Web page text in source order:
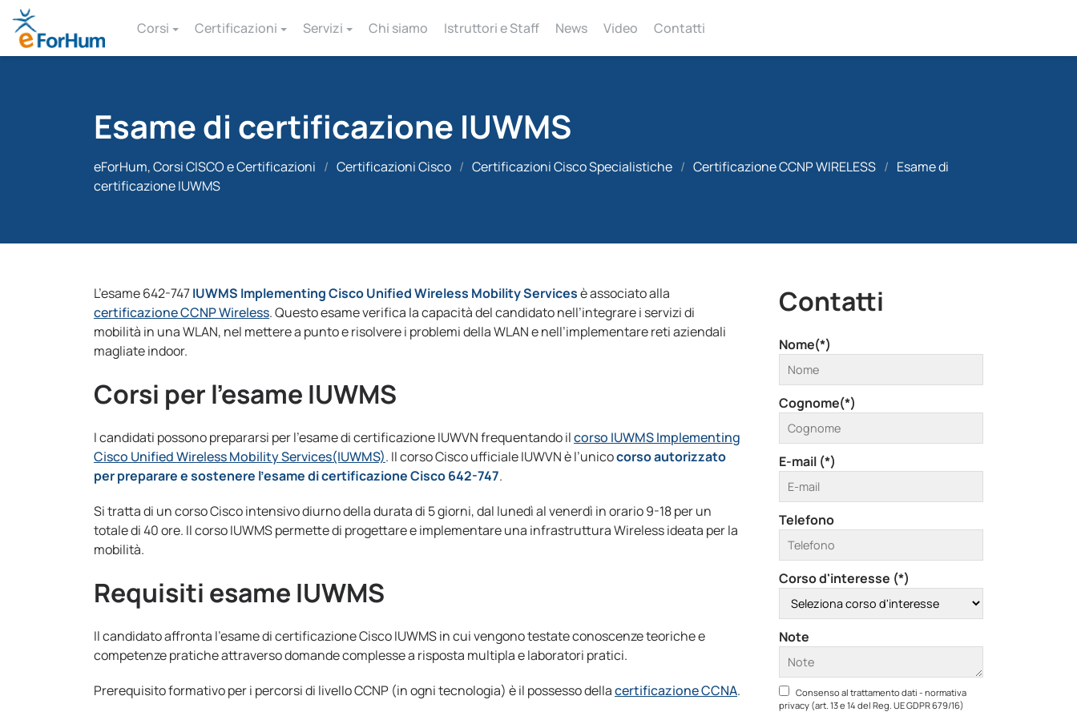
Corsi Certificazioni Servizi Chi siamo Istruttori e Staff News Video Contatti
Esame di certificazione IUWMS
eForHum, Corsi CISCO e Certificazioni / Certificazioni Cisco / Certificazioni Cisco Specialistiche / Certificazione CCNP WIRELESS / Esame di
certificazione IUWMS
L’esame 642-747IUWMS Implementing Cisco Unified Wireless Mobility Servicesè associato alla
certificazione CCNP Wireless. Questo esame verifica la capacità del candidato nell’integrare i servizi di
mobilità in una WLAN, nel mettere a punto e risolvere i problemi della WLAN e nell’implementare reti aziendali
magliate indoor.
Corsi per l’esame IUWMS
I candidati possono prepararsi per l’esame di certificazione IUWVN frequentando ilcorso IUWMS Implementing
Cisco Unified Wireless Mobility Services(IUWMS). Il corso Cisco ufficiale IUWVN è l’unicocorso autorizzato
per preparare e sostenere l’esame di certificazione Cisco 642-747.
Si tratta di un corso Cisco intensivo diurno della durata di 5 giorni, dal lunedì al venerdì in orario 9-18 per un
totale di 40 ore. Il corso IUWMS permette di progettare e implementare una infrastruttura Wireless ideata per la
mobilità.
Requisiti esame IUWMS
Il candidato affronta l’esame di certificazione Cisco IUWMS in cui vengono testate conoscenze teoriche e
competenze pratiche attraverso domande complesse a risposta multipla e laboratori pratici.
Prerequisito formativo per i percorsi di livello CCNP (in ogni tecnologia) è il possesso dellacertificazione CCNA.
Contatti
Nome(*)
Cognome(*)
E-mail (*)
Telefono
Corso d'interesse (*)
Note
Consenso al trattamento dati - normativa
privacy (art. 13 e 14 del Reg. UE GDPR 679/16)